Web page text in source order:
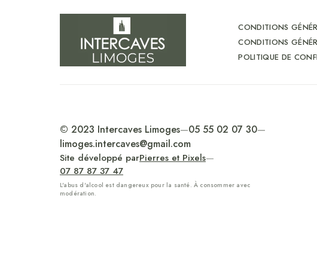
CONDITIONS
CONDITIONS
POLITIQUE DE
© 2023 Intercaves Limoges—05 55 02 07 30—
limoges.intercaves@gmail.com
Site développé parPierres et Pixels—
07 87 87 37 47
L'abus d'alcool est dangereux pour la santé. À consommer avec
modération.